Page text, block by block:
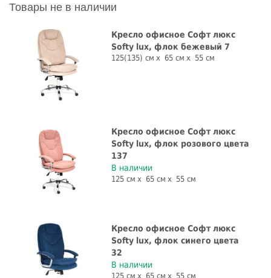
Товары не в наличии
Кресло офисное Софт люкс
Softy lux, флок бежевый 7
125(135) см 65 см 55 см
Кресло офисное Софт люкс
Softy lux, флок розового цвета
137
В наличии
125 см 65 см 55 см
Кресло офисное Софт люкс
Softy lux, флок синего цвета
32
В наличии
125 см 65 см 55 см